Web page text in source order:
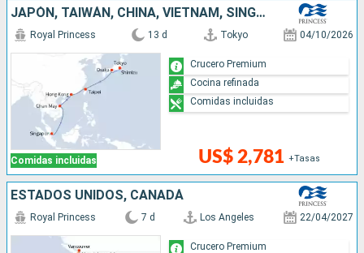
JAPÓN, TAIWÁN, CHINA, VIETNAM, SINGAPUR
Comidas incluidas
Royal Princess 13 d Tokyo 04/10/2026
US$ 2,781 +Tasas
Crucero Premium
Cocina refinada
Comidas incluidas
ESTADOS UNIDOS, CANADÁ
Royal Princess 7 d Los Angeles 22/04/2027
Crucero Premium